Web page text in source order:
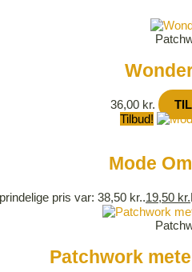
36,00 kr.
Tilbud!
Mode
pris var: 38,50 kr..19,50 kr.
Patchwork